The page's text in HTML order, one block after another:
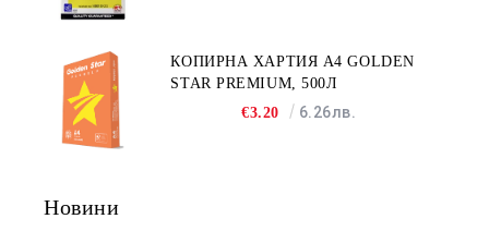
КОПИРНА ХАРТИЯ A4 GOLDEN
STAR PREMIUM, 500Л
€3.20
6.26лв.
Новини